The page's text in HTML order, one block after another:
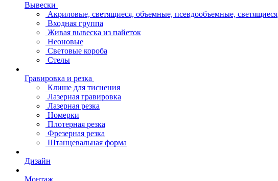
Вывески
Акриловые, светящиеся, объемные, псевдообъемные, светящиеся
Входная группа
Живая вывеска из пайеток
Неоновые
Световые короба
Стелы
Гравировка и резка
Клише для тиснения
Лазерная гравировка
Лазерная резка
Номерки
Плотерная резка
Фрезерная резка
Штанцевальная форма
Дизайн
Монтаж